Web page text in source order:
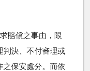
賠償之事由，限
判決、不付審理或
之保安處分。而依